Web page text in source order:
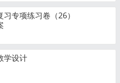
专项练习卷（26）
学设计